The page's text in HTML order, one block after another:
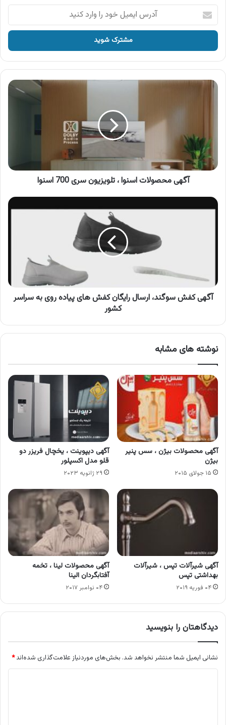
آدرس
ایمیل
خود
وارد
کنید
آگهی
سری
700
اسنوا
آگهی محصولات اسنوا ، تلویزیون سری 700 اسنوا
آگهی
کفش
روی
بهآگهی کفش سوگند، ارسال رایگان کفش های پیاده روی به سراسر
کشور
نوشته های مشابه
آگهی محصولات بیژن ، سس پنیر
بیژن
۱۵ جولای ۲۰۱۵
آگهی دیپوینت ، یخچال فریزر دو
قلو مدل اکسپلور
۲۹ ژانویه ۲۰۲۳
آگهی شیرآلات تپس ، شیرآلات
بهداشتی تپس
۰۴ فوریه ۲۰۱۹
آگهی محصولات لینا ، تخمه
آفتابگردان الینا
۰۴ نوامبر ۲۰۱۷
دیدگاهتان را بنویسید
نشانی ایمیل شما منتشر نخواهد شد. بخش‌های موردنیاز علامت‌گذاری شده‌اند*